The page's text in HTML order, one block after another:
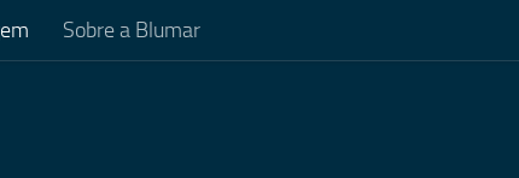
Sobre a Blumar